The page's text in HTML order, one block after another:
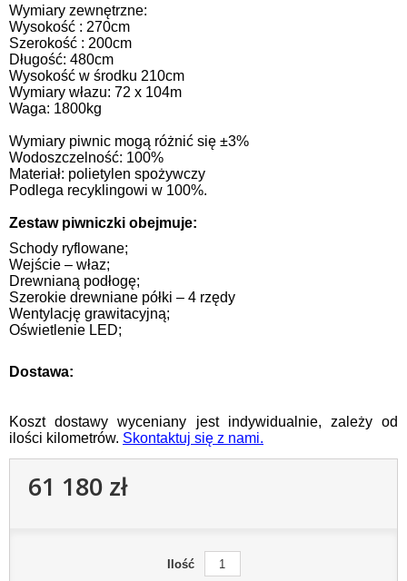
Wymiary zewnętrzne:
Wysokość : 270cm
Szerokość : 200cm
Długość: 480cm
Wysokość w środku 210cm
Wymiary włazu: 72 x 104m
Waga: 1800kg
Wymiary piwnic mogą różnić się ±3%
Wodoszczelność: 100%
Materiał: polietylen spożywczy
Podlega recyklingowi w 100%.
Zestaw piwniczki obejmuje:
Schody ryflowane;
Wejście – właz;
Drewnianą podłogę;
Szerokie drewniane półki – 4 rzędy
Wentylację grawitacyjną;
Oświetlenie LED;
Dostawa:
Koszt dostawy wyceniany jest indywidualnie, zależy od
ilości kilometrów. Skontaktuj się z nami.
61 180 zł
Ilość